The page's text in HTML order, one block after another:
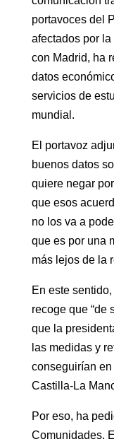
portavoces del
afectados por
con Madrid, ha
datos
servicios de
mundial.
El portavoz
buenos datos
quiere negar
que esos
no los va a
que es por una
más lejos de la
En este
recoge que “de
que la
las medidas y
conseguirían
Castilla-La
Por eso, ha
Comunidades,